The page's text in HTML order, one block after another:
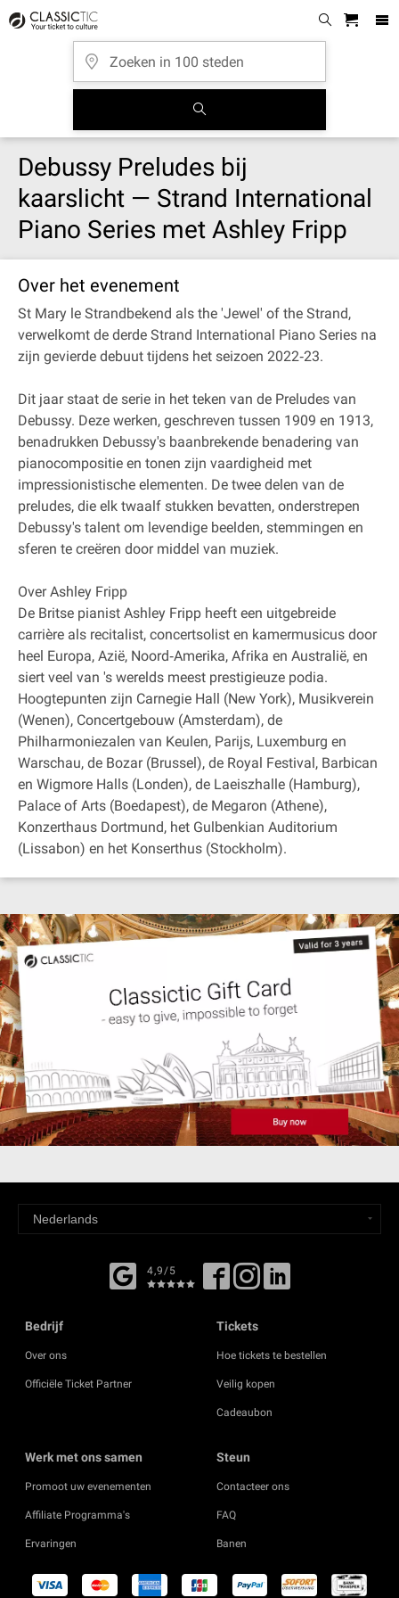
Debussy Preludes bij
kaarslicht — Strand International
Piano Series met Ashley Fripp
Over het evenement
St Mary le Strandbekend als the 'Jewel' of the Strand,
verwelkomt de derde Strand International Piano Series na
zijn gevierde debuut tijdens het seizoen 2022‐23.
Dit jaar staat de serie in het teken van de Preludes van
Debussy. Deze werken, geschreven tussen 1909 en 1913,
benadrukken Debussy's baanbrekende benadering van
pianocompositie en tonen zijn vaardigheid met
impressionistische elementen. De twee delen van de
preludes, die elk twaalf stukken bevatten, onderstrepen
Debussy's talent om levendige beelden, stemmingen en
sferen te creëren door middel van muziek.
Over Ashley Fripp
De Britse pianist Ashley Fripp heeft een uitgebreide
carrière als recitalist, concertsolist en kamermusicus door
heel Europa, Azië, Noord‐Amerika, Afrika en Australië, en
siert veel van 's werelds meest prestigieuze podia.
Hoogtepunten zijn Carnegie Hall (New York), Musikverein
(Wenen), Concertgebouw (Amsterdam), de
Philharmoniezalen van Keulen, Parijs, Luxemburg en
Warschau, de Bozar (Brussel), de Royal Festival, Barbican
en Wigmore Halls (Londen), de Laeiszhalle (Hamburg),
Palace of Arts (Boedapest), de Megaron (Athene),
Konzerthaus Dortmund, het Gulbenkian Auditorium
(Lissabon) en het Konserthus (Stockholm).
4,9/5
Bedrijf
Over ons
Officiële Ticket Partner
Tickets
Hoe tickets te bestellen
Veilig kopen
Cadeaubon
Werk met ons samen
Promoot uw evenementen
Affiliate Programma's
Ervaringen
Steun
Contacteer ons
FAQ
Banen